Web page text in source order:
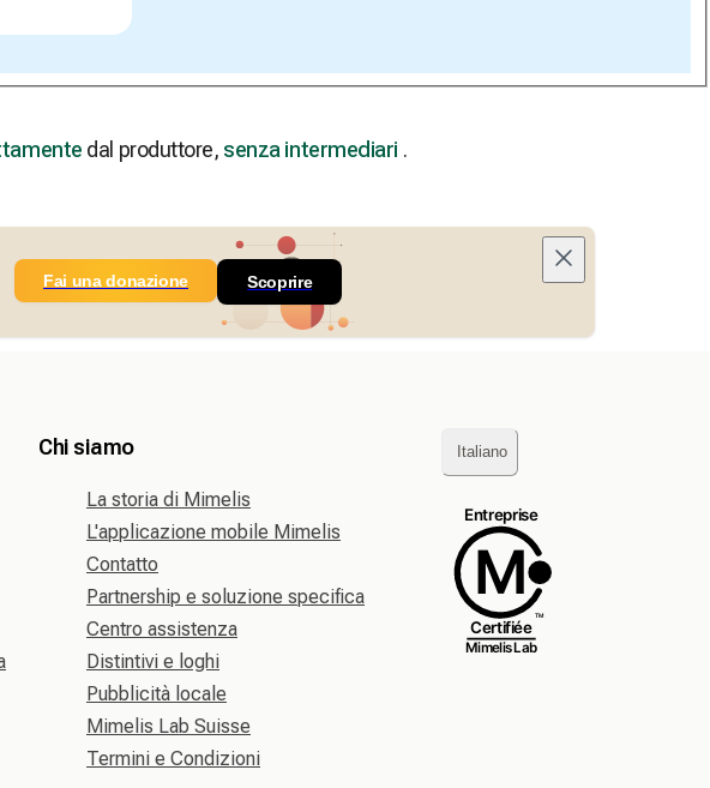
dal produttore, senza intermediari .
Fai una donazione Scoprire
Chi siamo
La storia di Mimelis
L'applicazione mobile Mimelis
Contatto
Partnership e soluzione specifica
Centro assistenza
Distintivi e loghi
Pubblicità locale
Mimelis Lab Suisse
Termini e Condizioni
Italiano